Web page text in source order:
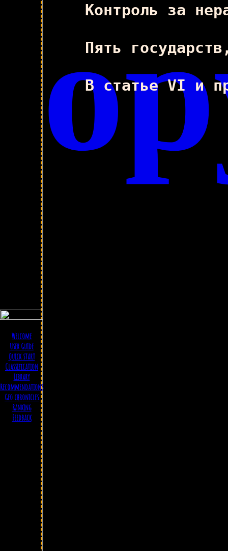
Контроль за
Пять
В статье VI и
Welcome
User Guide
Quick start
Classification
Library
Recommendations
Geo chronicles
Ranking
Feedback